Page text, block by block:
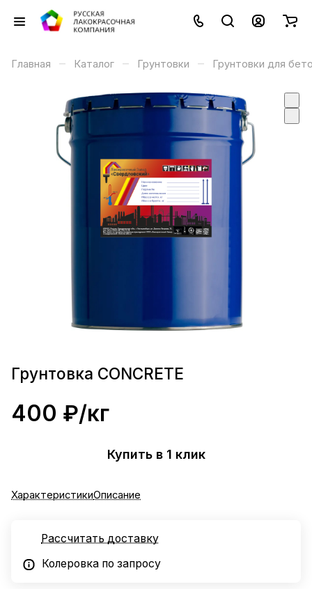
Главная – Каталог – Грунтовки – Грунтовки для
Грунтовка CONCRETE
400 ₽/кг
Купить в 1 клик
ХарактеристикиОписание
Рассчитать доставку
Колеровка по запросу